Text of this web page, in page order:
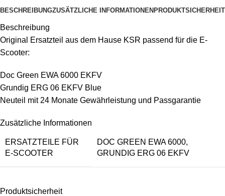
BESCHREIBUNGZUSÄTZLICHE INFORMATIONEN PRODUKTSICHERHEIT
Beschreibung
Original Ersatzteil aus dem Hause KSR passend für die E-
Scooter:
Doc Green EWA 6000 EKFV
Grundig ERG 06 EKFV Blue
Neuteil mit 24 Monate Gewährleistung und Passgarantie
Zusätzliche Informationen
ERSATZTEILE FÜR
E-SCOOTER
DOC GREEN EWA 6000,
GRUNDIG ERG 06 EKFV
Produktsicherheit